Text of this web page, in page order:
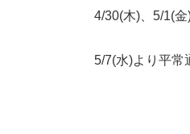
4/30(木)、5/1(金
5/7(水)より平常